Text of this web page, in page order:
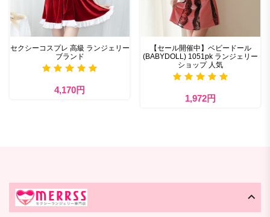
セクシーコスプレ 高級 ランジェリー
ブランド
4,170円
【セール開催中】ベビードール
(BABYDOLL) 1051pk ランジェリー
ショップ 人気
1,972円